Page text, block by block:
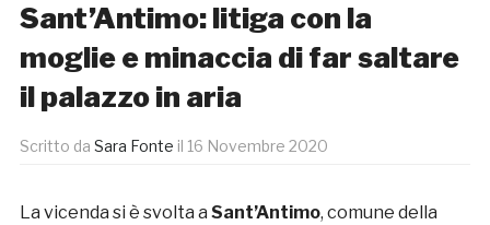
Sant’Antimo: litiga con la
moglie e minaccia di far saltare
il palazzo in aria
Scritto da Sara Fonte il 16 Novembre 2020
La vicenda si è svolta a Sant’Antimo, comune della